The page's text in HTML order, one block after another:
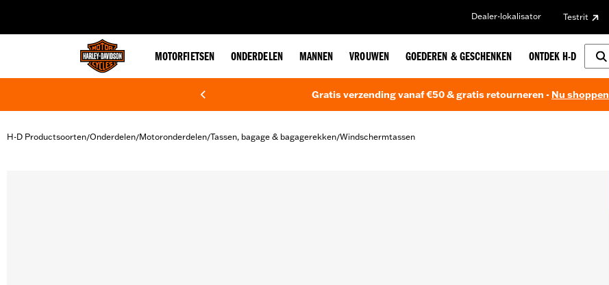
Dealer-lokalisator Testrit
MOTORFIETSEN ONDERDELEN MANNEN VROUWEN GOEDEREN & GESCHENKEN ONTDEK H-D
Gratis verzending vanaf €50 & gratis retourneren - Nu shoppen
H-D Productsoorten/Onderdelen/Motoronderdelen/Tassen, bagage & bagagerekken/Windschermtassen